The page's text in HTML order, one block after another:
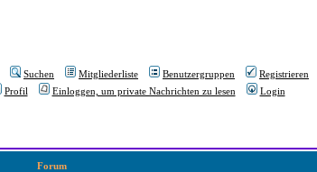
Suchen Mitgliederliste Benutzergruppen
Registrieren
Profil
Einloggen, um private Nachrichten zu lesen Login
Forum